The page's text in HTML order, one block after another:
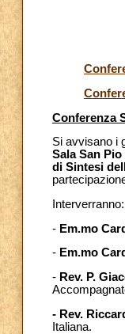
Conferenza
Si avvisano i
Sala San Pio
di Sintesi
Interverranno:
- Em.mo
- Em.mo
- Rev. P.
- Rev.
Italiana.